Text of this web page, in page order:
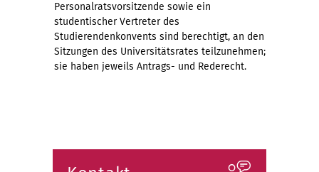
Personalratsvorsitzende sowie ein
studentischer Vertreter des
Studierendenkonvents sind berechtigt, an den
Sitzungen des Universitätsrates teilzunehmen;
sie haben jeweils Antrags- und Rederecht.